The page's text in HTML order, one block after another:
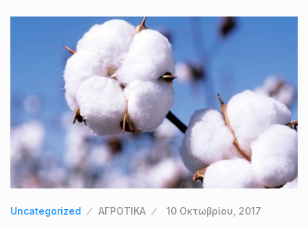
Uncategorized ΑΓΡΟΤΙΚΑ 10 Οκτωβρίου, 2017